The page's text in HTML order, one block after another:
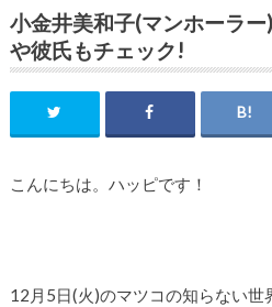
小金井美和子(マンホーラ
や彼氏もチェック!
こんにちは。ハッピです！
12月5日(火)のマツコの知らない世